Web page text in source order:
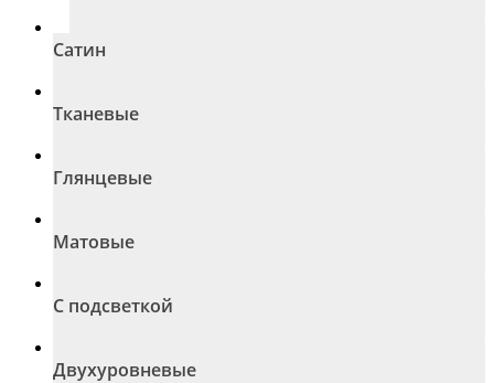
Сатин
Тканевые
Глянцевые
Матовые
С подсветкой
Двухуровневые